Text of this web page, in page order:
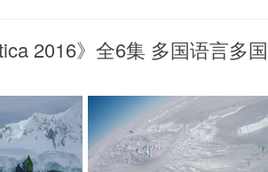
2016》全6集 多国语言多国